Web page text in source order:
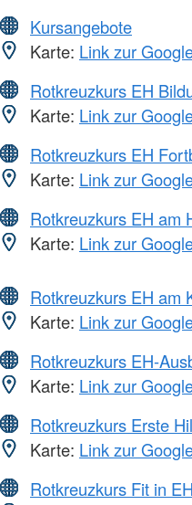
Kursangebote
Karte: Link zur
Rotkreuzkurs EH
Karte: Link zur
Rotkreuzkurs EH
Karte: Link zur
Rotkreuzkurs EH am
Karte: Link zur
Rotkreuzkurs EH am
Karte: Link zur
Rotkreuzkurs EH-
Karte: Link zur
Rotkreuzkurs Erste
Karte: Link zur
Rotkreuzkurs Fit in EH